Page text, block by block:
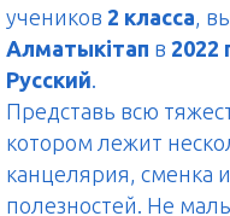
учеников 2 класса,
Алматыкітап в 2022
Русский.
Представь всю
котором лежит
канцелярия, сменка
полезностей. Не